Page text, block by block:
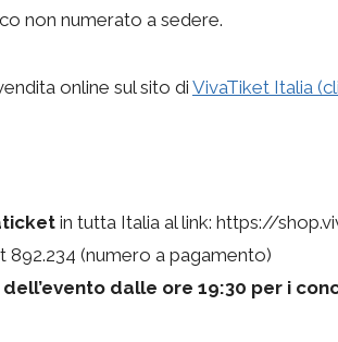
non numerato a sedere.
online sul sito diVivaTiket Italia
in tutta Italia al link: https://
(numero a pagamento)
dalle ore 19:30 per i